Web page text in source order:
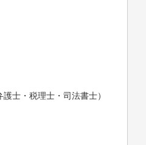
士・税理士・司法書士）